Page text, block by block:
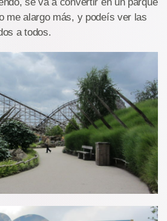
me alargo más, y podeís ver las
a todos.